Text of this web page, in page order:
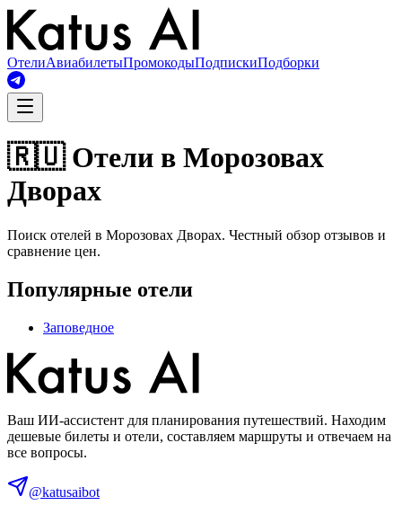
ОтелиАвиабилетыПромокодыПодпискиПодборки
🇷🇺 Отели в Морозовах
Дворах
Поиск отелей в Морозовах Дворах. Честный обзор отзывов и
сравнение цен.
Популярные отели
Заповедное
Ваш ИИ-ассистент для планирования путешествий. Находим
дешевые билеты и отели, составляем маршруты и отвечаем на
все вопросы.
@katusaibot